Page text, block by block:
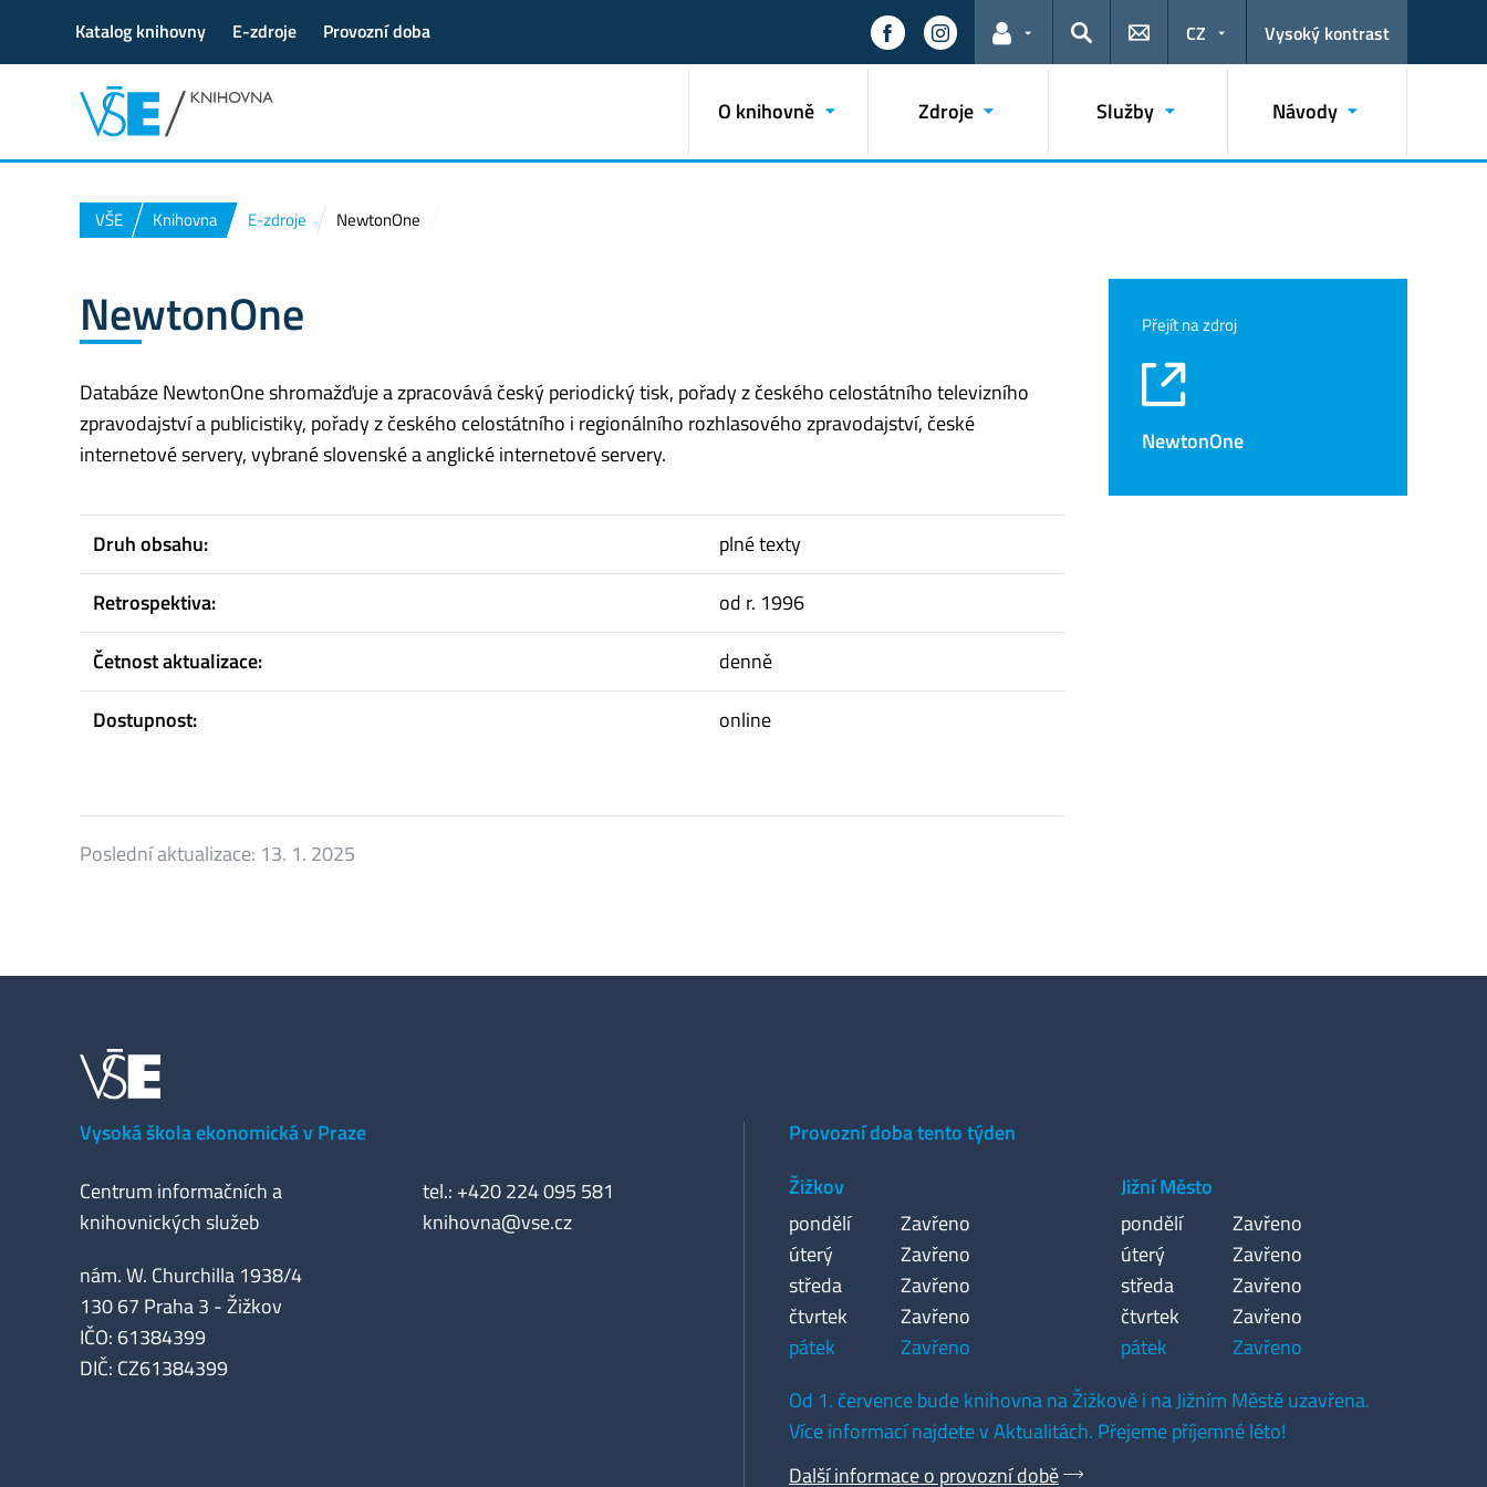
Katalog knihovny E-zdroje Provozní doba
Odkazy pro uživatele
Hledat
CZ Vysoký kontrast
O knihovně Zdroje Služby Návody
VŠE Knihovna E-zdroje NewtonOne
NewtonOne
Databáze NewtonOne shromažďuje a zpracovává český periodický tisk, pořady z českého celostátního televizního
zpravodajství a publicistiky, pořady z českého celostátního i regionálního rozhlasového zpravodajství, české
internetové servery, vybrané slovenské a anglické internetové servery.
Druh obsahu:
plné texty
Retrospektiva:
od r. 1996
Četnost aktualizace:
denně
Dostupnost:
online
Poslední aktualizace: 13. 1. 2025
Přejít na zdroj
NewtonOne
Vysoká škola ekonomická v Praze
Centrum informačních a
knihovnických služeb
tel.: +420 224 095 581
knihovna@vse.cz
nám. W. Churchilla 1938/4
130 67 Praha 3 - Žižkov
IČO: 61384399
DIČ: CZ61384399
Provozní doba tento týden
Žižkov
pondělí
Zavřeno
úterý
Zavřeno
středa
Zavřeno
čtvrtek
Zavřeno
pátek
Zavřeno
Jižní Město
pondělí
Zavřeno
úterý
Zavřeno
středa
Zavřeno
čtvrtek
Zavřeno
pátek
Zavřeno
Od 1. července bude knihovna na Žižkově i na Jižním Městě uzavřena.
Více informací najdete v Aktualitách. Přejeme příjemné léto!
Další informace o provozní době